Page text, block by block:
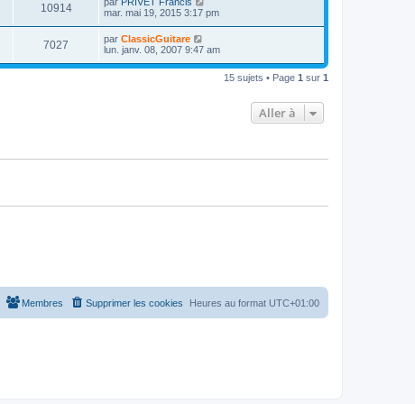
a
g
e
s
m
e
s
s
a
g
e
i
e
r
m
e
s
s
10914V
u
e
i
e
r
mar. mai 19, 2015 3:17 pm
7027
u
D
e
n
a
par ClassicGuitare
lun. janv. 08, 2007 9:47 am
15 sujets • Page 1 sur 1
Aller à
Heures au format UTC+01:00
Supprimer les cookies
Membres